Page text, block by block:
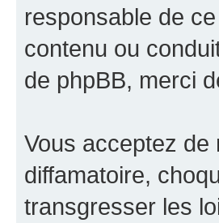
responsable de
contenu ou
de phpBB, merci
Vous acceptez de
diffamatoire,
transgresser les